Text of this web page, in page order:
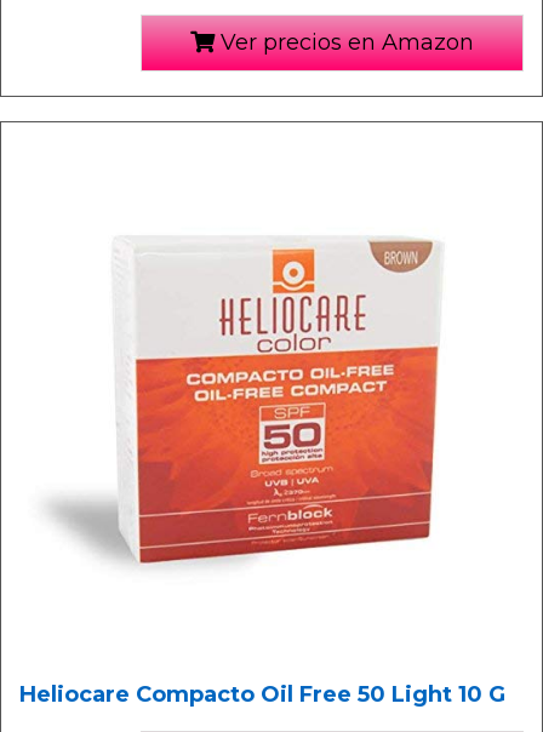
Ver precios en Amazon
Heliocare Compacto Oil Free 50 Light 10 G